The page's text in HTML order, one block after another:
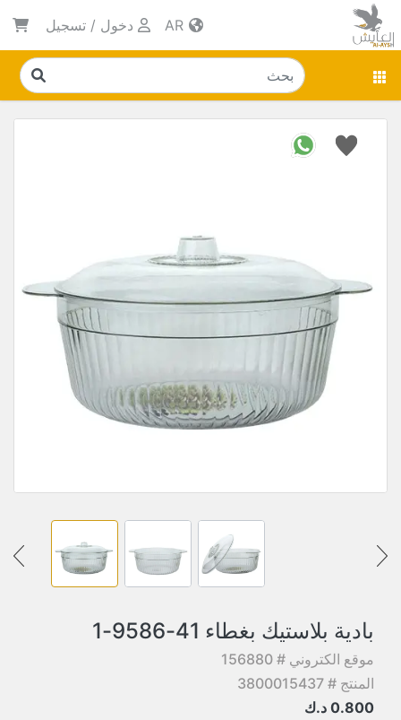
دخول / تسجيل
بادية بلاستيك بغطاء 41-9586-1
موقع الكتروني # 156880
المنتج # 3800015437
0.800 د.ك